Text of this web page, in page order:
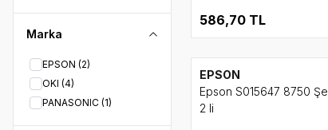
Marka
EPSON (2)
OKI (4)
PANASONIC (1)
586,70TL
EPSON
Epson S015647 8750
2 li